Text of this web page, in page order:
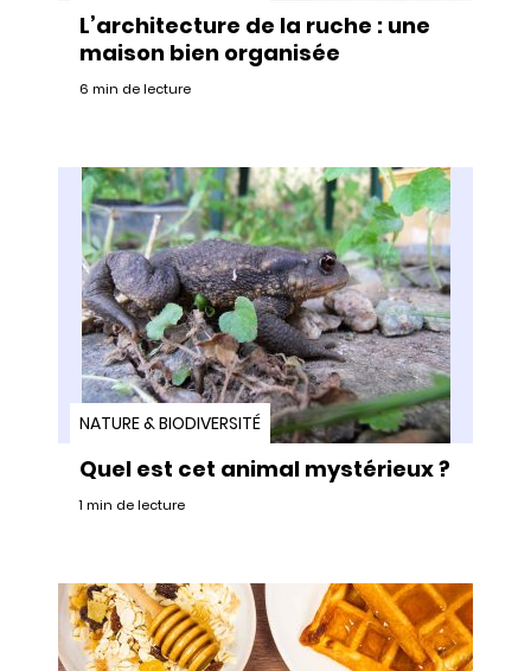
L’architecture de la ruche : une
maison bien organisée
6 min de lecture
NATURE & BIODIVERSITÉ
Quel est cet animal mystérieux ?
1 min de lecture